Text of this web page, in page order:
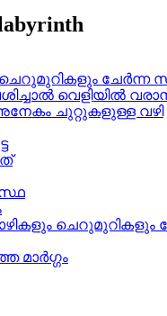
ചേര്‍ന്ന
വെളിയില്‍
ചുറ്റുകളുള്ള വഴി
ചെറുമുറികളും
മാര്‍ഗ്ഗം